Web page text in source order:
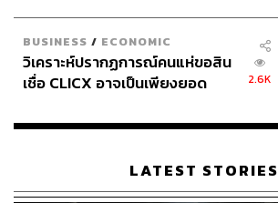
BUSINESS / ECONOMIC
วิเคราะห์ปรากฏการณ์คนแห่ขอสิน
เชื่อ CLICX อาจเป็นเพียงยอด
เรือนไทยที่ถูกซุกไว้
2.6K
LATEST STORIES